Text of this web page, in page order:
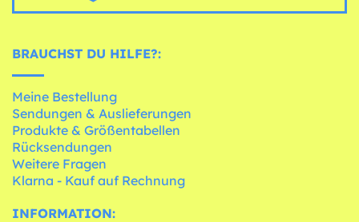
BRAUCHST DU HILFE?:
Meine Bestellung
Sendungen & Auslieferungen
Produkte & Größentabellen
Rücksendungen
Weitere Fragen
Klarna - Kauf auf Rechnung
INFORMATION: